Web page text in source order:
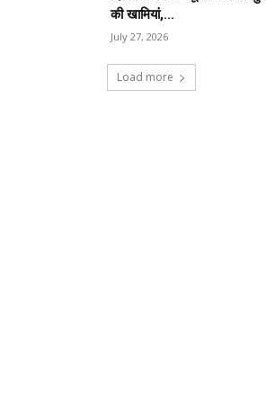
की खामियां,...
July 27, 2026
Load more